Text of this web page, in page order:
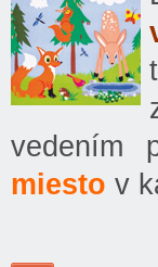
vedením
miesto v